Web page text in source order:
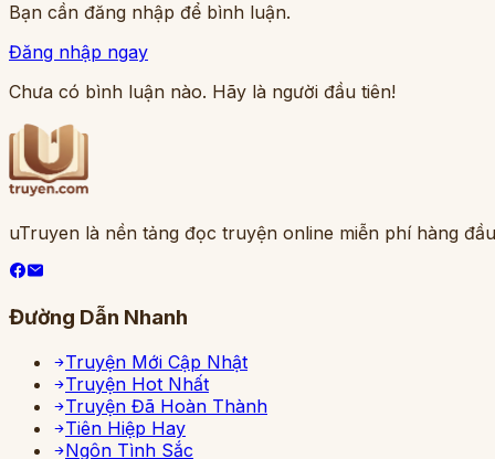
Bạn cần đăng nhập để bình luận.
Đăng nhập ngay
Chưa có bình luận nào. Hãy là người đầu tiên!
uTruyen là nền tảng đọc truyện online miễn phí hàng
Đường Dẫn Nhanh
Truyện Mới Cập Nhật
Truyện Hot Nhất
Truyện Đã Hoàn Thành
Tiên Hiệp Hay
Ngôn Tình Sắc